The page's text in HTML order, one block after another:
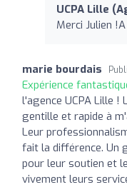
UCPA Lille
Merci Julien
marie bourdais
Expérience
l'agence UCPA Lille !
gentille et rapide à
Leur
fait la différence. Un
pour leur soutien et
vivement leurs